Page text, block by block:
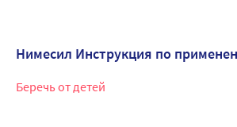
Нимесил Инструкция по
Беречь от детей